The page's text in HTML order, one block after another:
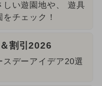
しい遊園地や、 遊具
チェック！
割引2026
スデーアイデア20選